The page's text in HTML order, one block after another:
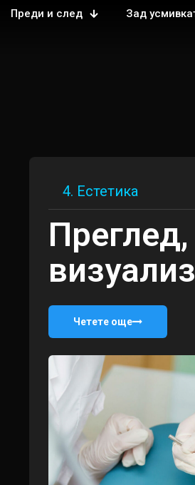
Преди и след Зад
4. Естетика
Четете още